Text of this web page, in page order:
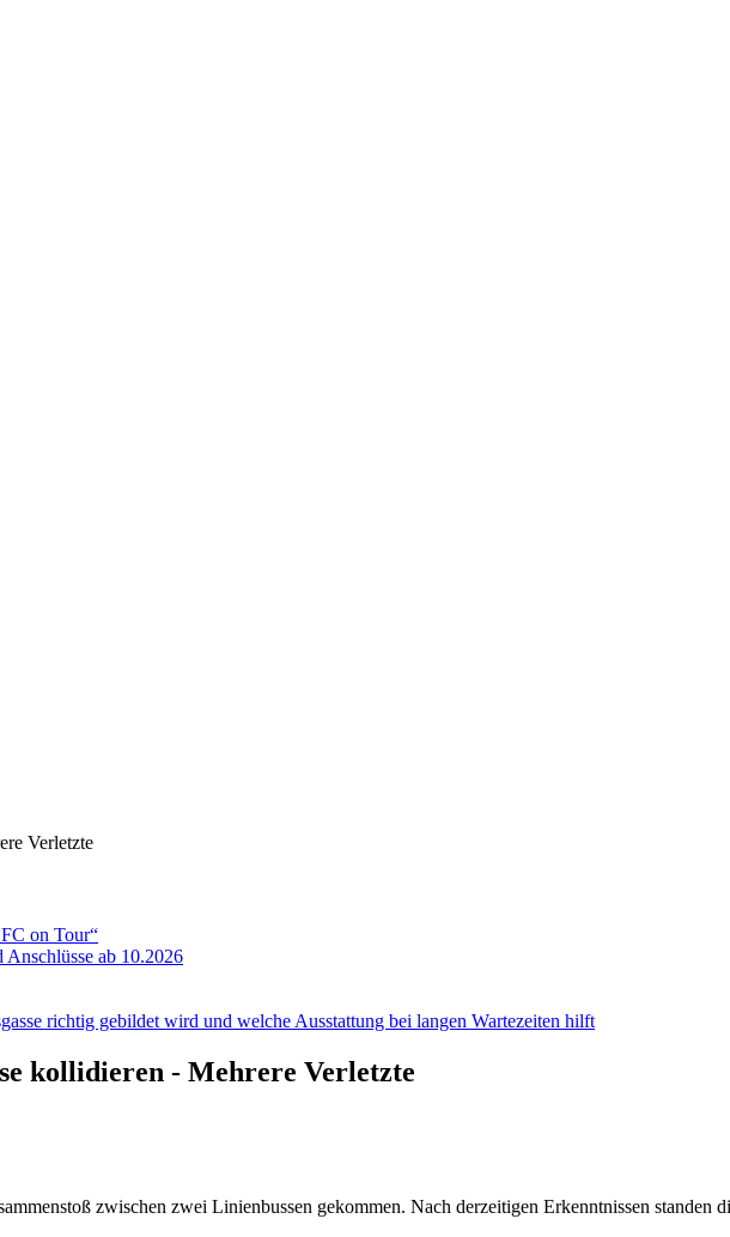
Verletzte
on Tour“
ab 10.2026
richtig gebildet wird und welche Ausstattung bei langen Wartezeiten hilft
kollidieren - Mehrere Verletzte
zwischen zwei Linienbussen gekommen. Nach derzeitigen Erkenntnissen standen